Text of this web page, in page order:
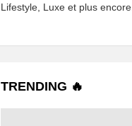
Lifestyle, Luxe et plus encore.
TRENDING 🔥